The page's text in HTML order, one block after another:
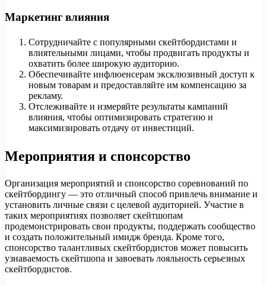
Маркетинг влияния
Сотрудничайте с популярными скейтбордистами и
влиятельными лицами, чтобы продвигать продукты и
охватить более широкую аудиторию.
Обеспечивайте инфлюенсерам эксклюзивный доступ к
новым товарам и предоставляйте им компенсацию за
рекламу.
Отслеживайте и измеряйте результаты кампаний
влияния, чтобы оптимизировать стратегию и
максимизировать отдачу от инвестиций.
Мероприятия и спонсорство
Организация мероприятий и спонсорство соревнований по
скейтбордингу — это отличный способ привлечь внимание и
установить личные связи с целевой аудиторией. Участие в
таких мероприятиях позволяет скейтшопам
продемонстрировать свои продукты, поддержать сообщество
и создать положительный имидж бренда. Кроме того,
спонсорство талантливых скейтбордистов может повысить
узнаваемость скейтшопа и завоевать лояльность серьезных
скейтбордистов.